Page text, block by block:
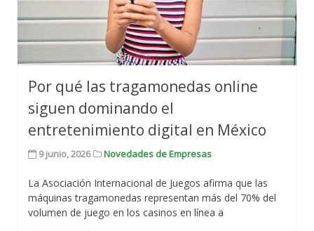
Por qué las tragamonedas online
siguen dominando el
entretenimiento digital en México
9 junio, 2026 Novedades de Empresas
La Asociación Internacional de Juegos afirma que las
máquinas tragamonedas representan más del 70% del
volumen de juego en los casinos en línea a